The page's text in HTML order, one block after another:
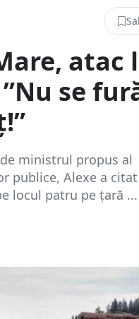
atac
se
ministrul propus al
publice, Alexe a
locul patru pe țară ...